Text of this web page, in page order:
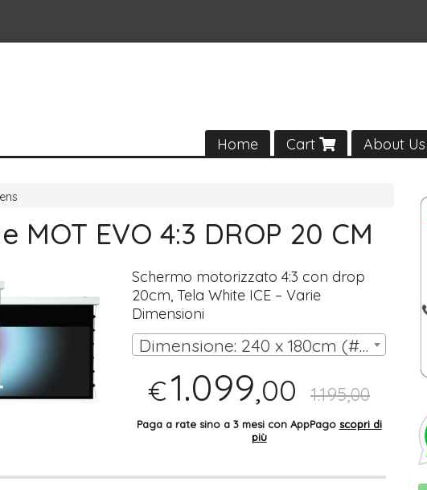
Home Cart About Us
MOT EVO 4:3 DROP 20 CM
Schermo motorizzato 4:3 con drop
20cm, Tela White ICE – Varie
Dimensioni
Dimensione: 240 x 180cm (#MV240BWI) | € 1.099,00
€1.099,00 1.195,00
Paga a rate sino a 3 mesi con AppPago scopri di
più